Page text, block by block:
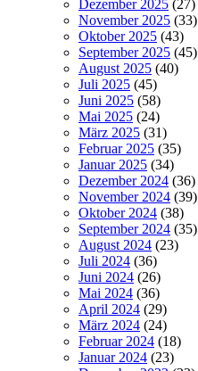
Dezember 2025 (27)
November 2025 (33)
Oktober 2025 (43)
September 2025 (45)
August 2025 (40)
Juli 2025 (45)
Juni 2025 (58)
Mai 2025 (24)
März 2025 (31)
Februar 2025 (35)
Januar 2025 (34)
Dezember 2024 (36)
November 2024 (39)
Oktober 2024 (38)
September 2024 (35)
August 2024 (23)
Juli 2024 (36)
Juni 2024 (26)
Mai 2024 (36)
April 2024 (29)
März 2024 (24)
Februar 2024 (18)
Januar 2024 (23)